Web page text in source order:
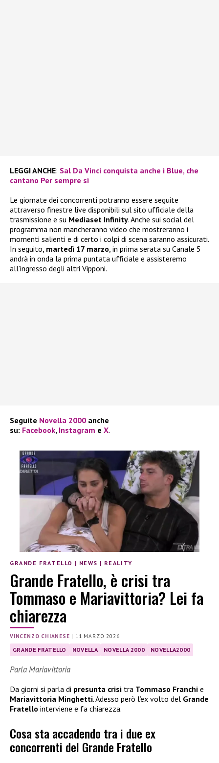
LEGGI ANCHE: Sal Da Vinci conquista anche i Blue, che
cantano Per sempre sì
Le giornate dei concorrenti potranno essere seguite
attraverso finestre live disponibili sul sito ufficiale della
trasmissione e su Mediaset Infinity. Anche sui social del
programma non mancheranno video che mostreranno i
momenti salienti e di certo i colpi di scena saranno assicurati.
In seguito, martedì 17 marzo , in prima serata su Canale 5
andrà in onda la prima puntata ufficiale e assisteremo
all’ingresso degli altri Vipponi.
Seguite Novella 2000 anche
su: Facebook, Instagram e X.
GRANDE FRATELLO | NEWS | REALITY
Grande Fratello, è crisi tra
Tommaso e Mariavittoria? Lei fa
chiarezza
VINCENZO CHIANESE | 11 MARZO 2026
GRANDE FRATELLO NOVELLA NOVELLA 2000 NOVELLA2000
Parla Mariavittoria
Da giorni si parla di presunta crisi tra Tommaso Franchi e
Mariavittoria Minghetti. Adesso però l’ex volto del Grande
Fratello interviene e fa chiarezza.
Cosa sta accadendo tra i due ex
concorrenti del Grande Fratello